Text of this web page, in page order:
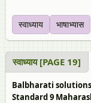
स्वाध्याय भाषाभ्यास
स्वाध्याय [PAGE 19]
Balbharati
Standard 9